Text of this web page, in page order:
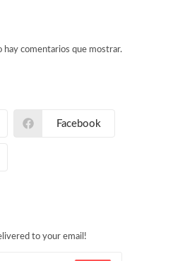
hay comentarios que mostrar.
Facebook
to your email!